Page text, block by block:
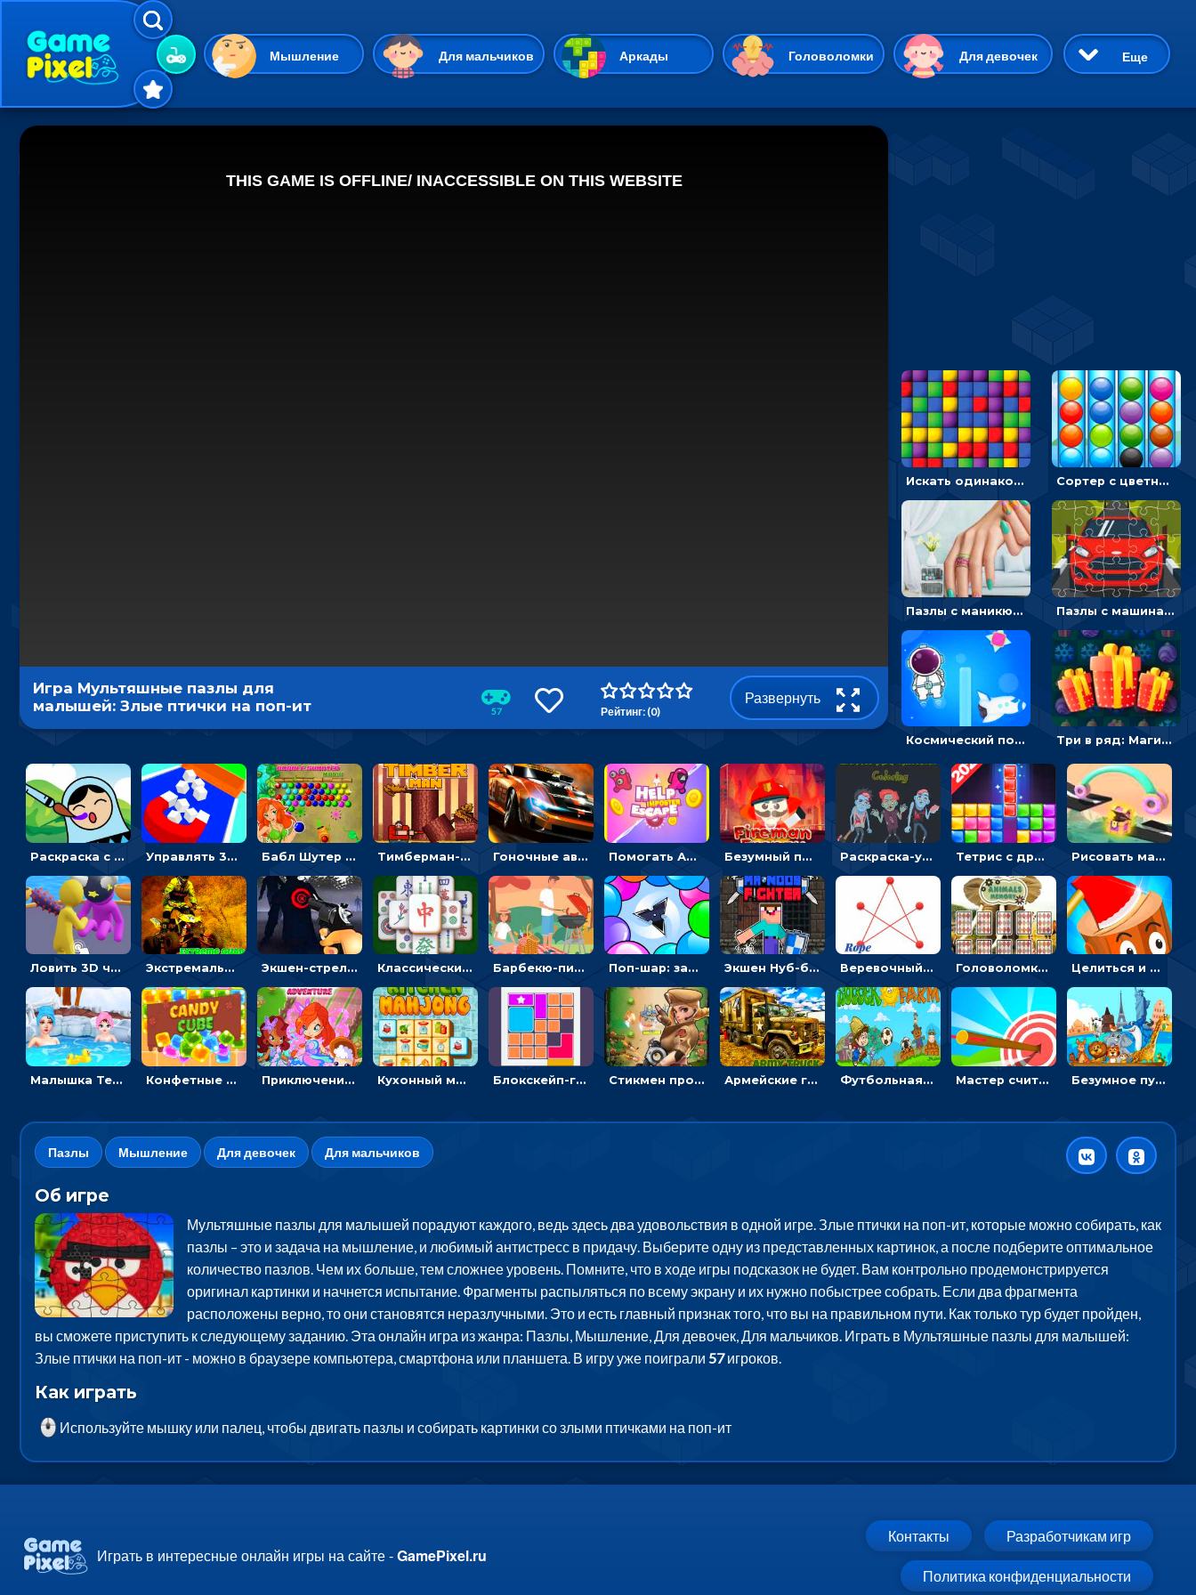
Мышление Для мальчиков Аркады Головоломки Для девочек
Гиперказуальные Казуальные Веселые 3D Приключения
Еще
Искать одинаковые блоки и убирать их - головоломка на внимание Сортер с цветными шариками: размещать в колбах по цвету
Пазлы с маникюром: собери идеальный рисунок для ногтей Пазлы с машинами Форд: собирать картинки и открывать новые
Космический побег: двигать космонавта, чтобы попасть к кораблю Три в ряд: Магические рождественские драгоценности
Игра Мультяшные пазлы для
малышей: Злые птички на поп-ит
57 Рейтинг: (0)
Развернуть
Раскраска с матрешками для девочек Управлять 3D магнитом, чтобы собирать фигуры и сбрасывать в пропасть Бабл Шутер в джунглях: стрелять шариками по цветным целям Тимберман-дровосек: меняй сторону и руби дерево Гоночные авто в пазлах: разбей картинку и собери снова Помогать Амонг Ас бежать из комнаты через преграды - приключения Безумный пожарный: направлять шланг, чтобы тушить горящие бревна Раскраска-ужастик: разукрась зомби и скелетов Тетрис с драгоценными камнями: расставляй блоки, чтобы получить линию - головоломка Рисовать машину и выигрывать гонку - для мальчиков
Ловить 3D человечком своего цвета и собирать драгоценности - гиперказуалка Экстремальные пазлы с квадроциклами: собирать крутые тачки Экшен-стрелялка по зомби: целиться и попадать в бегущих монстров Классический маджонг на время: находить пары одинаковых плиток, чтобы расчищать поле Барбекю-пикник: искать скрытые предметы на картинках - головоломка Поп-шар: запускать колючку, чтобы лопать воздушные шарики Экшен Нуб-боец: прыгать через препятствия или бить врагов мечом Веревочный мастер: двигай узелки и развязывай их Головоломка с животными: переворачивать карточки, чтобы находить пару Целиться и метать топор в 3D мишени
Малышка Тейлор едет на горячие источники - для девочек Конфетные кубики: двигать сладости в сторону, чтобы стрелять по целям Приключения Клуба Винкс: менять дорожки, чтобы собирать кристаллы Кухонный маджонг: соединять пары посуды и расчищать поле Блокскейп-головоломка: двигать блоки, чтобы достать элемент со звездой Стикмен против Зомби: стрелять в зомби и развивать воина Армейские грузовики в пазлах: собери военную машину Футбольная ферма: бей по мячу, чтобы забивать в ворота и ловить звезды Мастер считать стрелы: увеличивать запас, чтобы поразить больше целей Безумное путешествие друзей по миру: собирать пазлы из фото с животными
Пазлы Мышление Для девочек Для мальчиков
Об игре
Мультяшные пазлы для малышей порадуют каждого, ведь здесь два удовольствия в одной игре. Злые птички на поп-ит, которые можно собирать, как
пазлы – это и задача на мышление, и любимый антистресс в придачу. Выберите одну из представленных картинок, а после подберите оптимальное
количество пазлов. Чем их больше, тем сложнее уровень. Помните, что в ходе игры подсказок не будет. Вам контрольно продемонстрируется
оригинал картинки и начнется испытание. Фрагменты распыляться по всему экрану и их нужно побыстрее собрать. Если два фрагмента
расположены верно, то они становятся неразлучными. Это и есть главный признак того, что вы на правильном пути. Как только тур будет пройден,
вы сможете приступить к следующему заданию. Эта онлайн игра из жанра: Пазлы, Мышление, Для девочек, Для мальчиков. Играть в Мультяшные пазлы для малышей:
Злые птички на поп-ит - можно в браузере компьютера, смартфона или планшета. В игру уже поиграли 57игроков.
Как играть
Используйте мышку или палец, чтобы двигать пазлы и собирать картинки со злыми птичками на поп-ит
Играть в интересные онлайн игры на сайте -GamePixel.ru
Контакты Разработчикам игр
Политика конфиденциальности